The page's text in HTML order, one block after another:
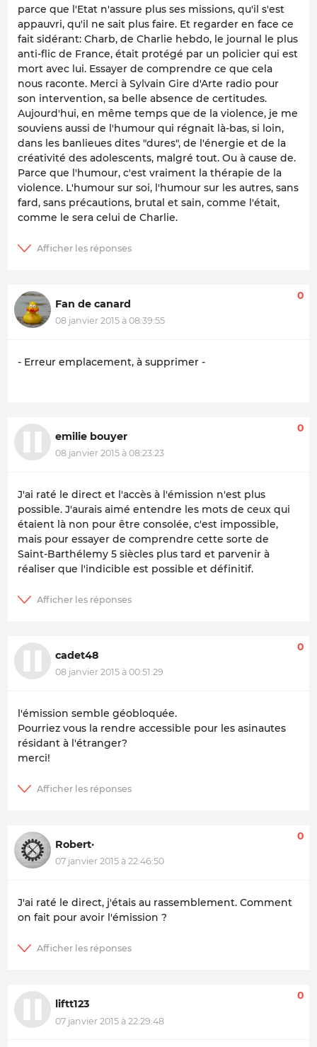
parce que l'Etat n'assure plus ses missions, qu'il s'est
appauvri, qu'il ne sait plus faire. Et regarder en face ce
fait sidérant: Charb, de Charlie hebdo, le journal le plus
anti-flic de France, était protégé par un policier qui est
mort avec lui. Essayer de comprendre ce que cela
nous raconte. Merci à Sylvain Gire d'Arte radio pour
son intervention, sa belle absence de certitudes.
Aujourd'hui, en même temps que de la violence, je me
souviens aussi de l'humour qui régnait là-bas, si loin,
dans les banlieues dites "dures", de l'énergie et de la
créativité des adolescents, malgré tout. Ou à cause de.
Parce que l'humour, c'est vraiment la thérapie de la
violence. L'humour sur soi, l'humour sur les autres, sans
fard, sans précautions, brutal et sain, comme l'était,
comme le sera celui de Charlie.
Fan de canard
08 janvier 2015 à 08:39:55
0
- Erreur emplacement, à supprimer -
emilie bouyer
08 janvier 2015 à 08:23:23
0
J'ai raté le direct et l'accès à l'émission n'est plus
possible. J'aurais aimé entendre les mots de ceux qui
étaient là non pour être consolée, c'est impossible,
mais pour essayer de comprendre cette sorte de
Saint-Barthélemy 5 siècles plus tard et parvenir à
réaliser que l'indicible est possible et définitif.
cadet48
08 janvier 2015 à 00:51:29
0
l'émission semble géobloquée.
Pourriez vous la rendre accessible pour les asinautes
résidant à l'étranger?
merci!
Robert·
07 janvier 2015 à 22:46:50
0
J'ai raté le direct, j'étais au rassemblement. Comment
on fait pour avoir l'émission ?
liftt123
07 janvier 2015 à 22:29:48
0